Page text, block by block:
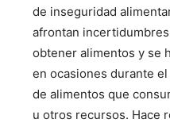
de inseguridad
afrontan
obtener alimentos y se
en ocasiones durante
de alimentos que
u otros recursos. Hace